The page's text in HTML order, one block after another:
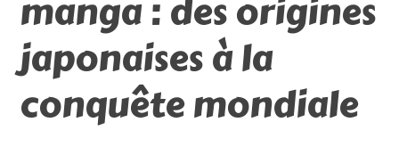
manga : des origines
japonaises à la
conquête mondiale